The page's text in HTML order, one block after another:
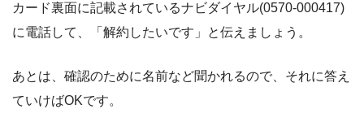
カード裏面に記載されているナビダイヤル(0570-000417)
に電話して、「解約したいです」と伝えましょう。
あとは、確認のために名前など聞かれるので、それに答え
ていけばOKです。